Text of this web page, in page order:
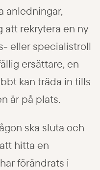
anledningar,
att rekrytera en ny
eller specialistroll
ersättare, en
kan träda in tills
är på plats.
ska sluta och
hitta en
förändrats i